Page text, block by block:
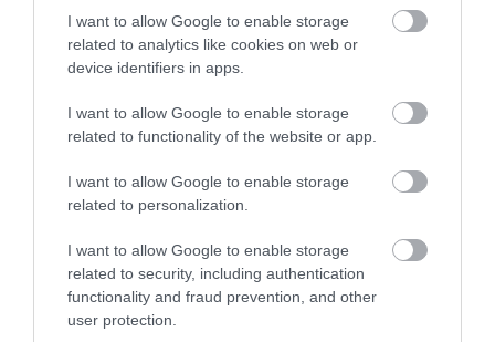
I want to allow Google to enable storage
related to analytics like cookies on web or
device identifiers in apps.
I want to allow Google to enable storage
related to functionality of the website or app.
I want to allow Google to enable storage
related to personalization.
I want to allow Google to enable storage
related to security, including authentication
functionality and fraud prevention, and other
user protection.
Ismét tömegesen rajzanak az árvaszúnyogok a Balatonnál. Ez
azért is meglepő, mert májusban még jóval kisebb rajzást vártak a
kutatók, Siófokon azonban az elmúlt napokban látványosan